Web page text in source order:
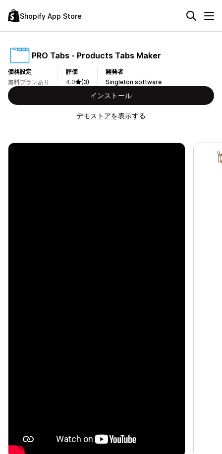
Shopify App Store
PRO Tabs ‑ Products Tabs Maker
価格設定
無料プランあり
評価
4.0
(3)
開発者
Singleton software
インストール
デモストアを表示する